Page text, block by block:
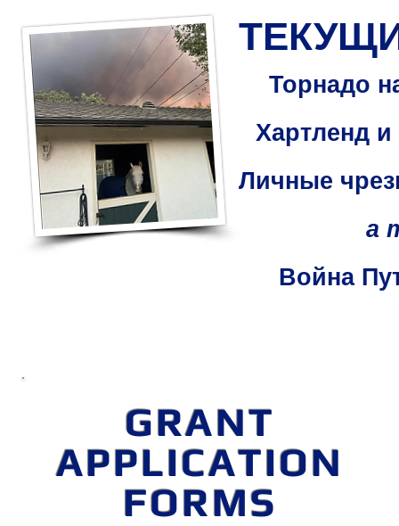
Торнадо
Хартленд
Личные
а
Война
GRANT
APPLICATION
FORMS